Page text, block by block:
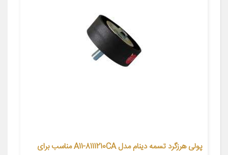
پولی هرزگرد تسمه دینام مدل A11-8111210CA مناسب برای